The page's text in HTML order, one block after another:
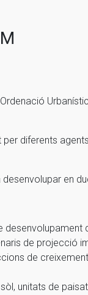
diferents
en
de projecció
de
unitats de